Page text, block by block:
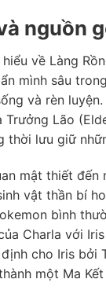
nguồn
về Làng
mình sâu
và rèn
Lão
thời lưu giữ
mật thiết
vật thần bí
bình
Charla với
cho Iris bởi
một Ma